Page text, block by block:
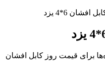
6*4 یزد
برای قیمت روز کابل افشان